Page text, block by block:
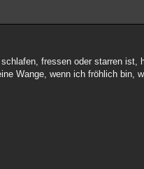
fressen oder starren
Wange, wenn ich fröhlich bin,